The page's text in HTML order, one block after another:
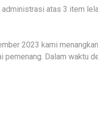
atas 3 item
2023 kami
Dalam waktu